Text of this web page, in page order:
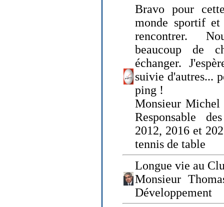
Bravo pour
monde sportif
rencontrer.
beaucoup de
échanger.
suivie d'autres...
ping !
Monsieur
Responsable
2012, 2016 et
tennis de table
Longue vie au
Monsieur
Développement